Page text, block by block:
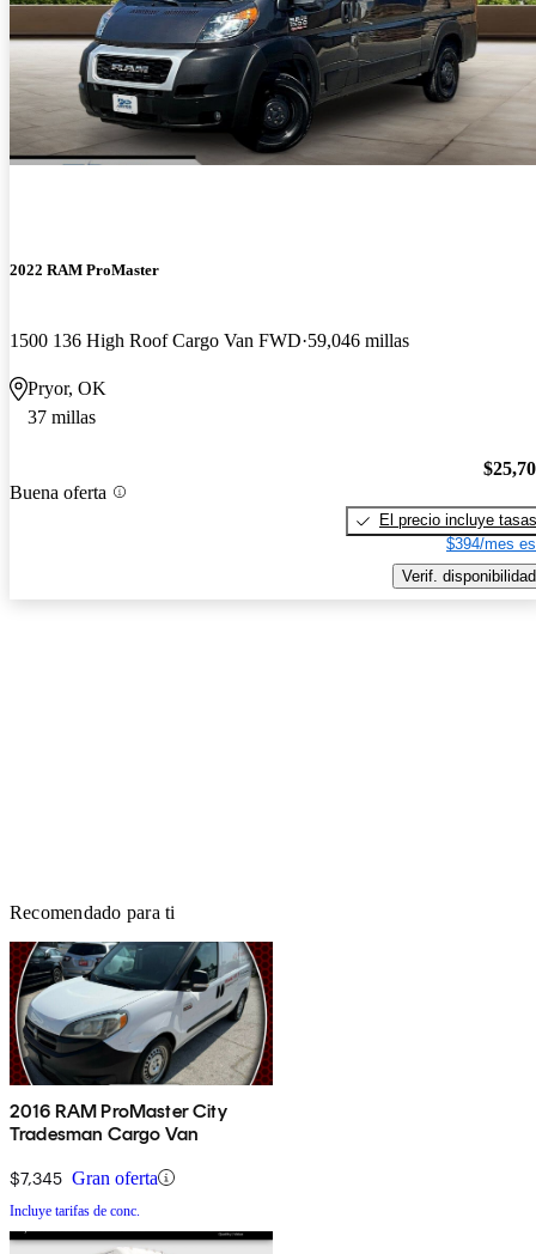
2022 RAM ProMaster
1500 136 High Roof Cargo Van FWD 59,046 millas
Pryor, OK
37 millas
Buena oferta
El precio incluye tasas
$394/mes
Verif. disponibilidad
Recomendado para ti
2016 RAM ProMaster City
Tradesman Cargo Van
$7,345 Gran oferta
Incluye tarifas de conc.